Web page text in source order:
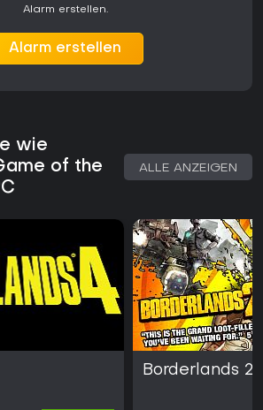
Alarm erstellen.
Alarm erstellen
wie
of the
ALLE ANZEIGEN
Borderlands 2